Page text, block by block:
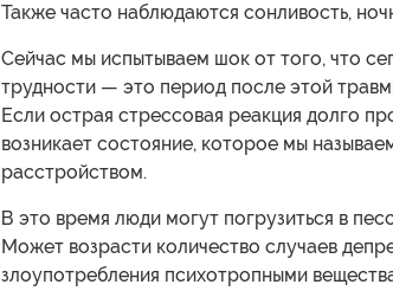
Также часто наблюдаются сонливость,
Сейчас мы испытываем шок от того, что
трудности — это период после этой
Если острая стрессовая реакция долго
возникает состояние, которое мы
расстройством.
В это время люди могут погрузиться в
Может возрасти количество случаев
злоупотребления психотропными